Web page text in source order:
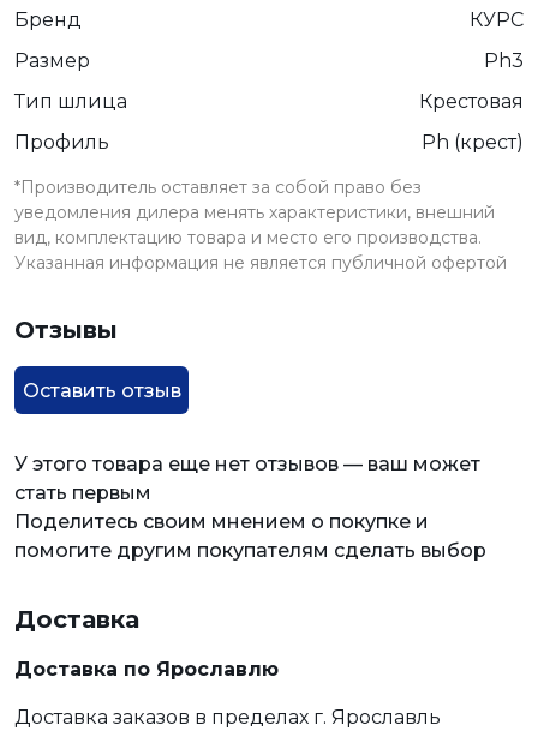
Бренд
КУРС
Размер
Ph3
Тип шлица
Крестовая
Профиль
Ph (крест)
*Производитель оставляет за собой право без
уведомления дилера менять характеристики, внешний
вид, комплектацию товара и место его производства.
Указанная информация не является публичной офертой
Отзывы
Оставить отзыв
У этого товара еще нет отзывов — ваш может
стать первым
Поделитесь своим мнением о покупке и
помогите другим покупателям сделать выбор
Доставка
Доставка по Ярославлю
Доставка заказов в пределах г. Ярославль